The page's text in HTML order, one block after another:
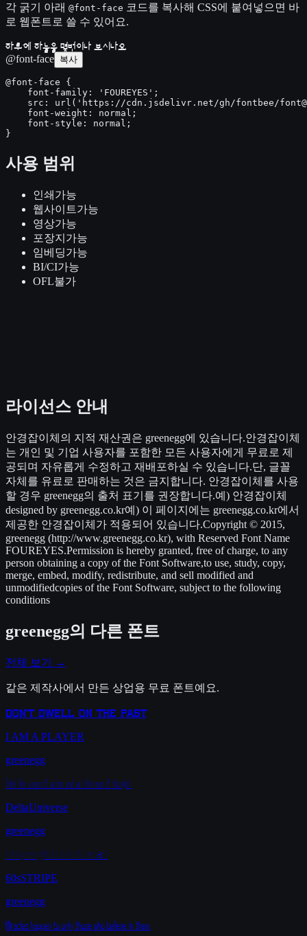
각 굵기 아래 @font-face 코드를 복사해 CSS에 붙여넣으면 바
로 웹폰트로 쓸 수 있어요.
하루에 하늘을 몇번이나 보시나요
@font-face 복사
@font-face {
    font-family: 'FOUREYES';
src: url('https://cdn.jsdelivr.net/gh/fontbee/
    font-weight: normal;
    font-style: normal;
}
사용 범위
인쇄 가능
웹사이트가능
영상가능
포장지 가능
임베딩가능
BI/CI가능
OFL불가
라이선스 안내
안경잡이체의 지적 재산권은 greenegg에 있습니다.안경잡이체
는 개인 및 기업 사용자를 포함한 모든 사용자에게 무료로 제
공되며 자유롭게 수정하고 재배포하실 수 있습니다.단, 글꼴
자체를 유료로 판매하는 것은 금지합니다. 안경잡이체를 사용
할 경우 greenegg의 출처 표기를 권장합니다.예) 안경잡이체
designed by greenegg.co.kr예) 이 페이지에는 greenegg.co.kr에서
제공한 안경잡이체가 적용되어 있습니다.Copyright © 2015,
greenegg (http://www.greenegg.co.kr), with Reserved Font Name
FOUREYES.Permission is hereby granted, free of charge, to any
person obtaining a copy of the Font Software,to use, study, copy,
merge, embed, modify, redistribute, and sell modified and
unmodifiedcopies of the Font Software, subject to the following
conditions
greenegg의 다른 폰트
전체 보기 →
같은 제작사에서 만든 상업용 무료 폰트예요.
Don`t dwell on the past
I AM A PLAYER
greenegg
Think like a man of action and act like man of thought.
DeltaUniverse
greenegg
Only English, No Korean
60sSTRIPE
greenegg
Miracles happen to only those who believe in them.